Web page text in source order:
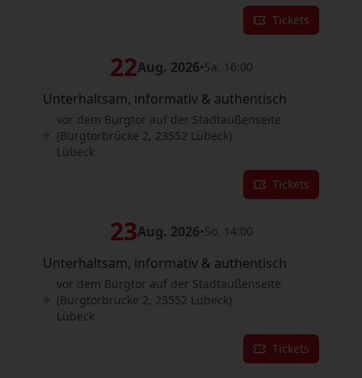
Tickets
22Aug. 2026•Sa. 16:00
Unterhaltsam, informativ & authentisch
vor dem Burgtor auf der Stadtaußenseite
(Burgtorbrücke 2, 23552 Lübeck)
Lübeck
Tickets
23Aug. 2026•So. 14:00
Unterhaltsam, informativ & authentisch
vor dem Burgtor auf der Stadtaußenseite
(Burgtorbrücke 2, 23552 Lübeck)
Lübeck
Tickets